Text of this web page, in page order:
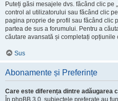
Puteți găsi mesajele dvs. făcând clic pe
control al utilizatorului sau făcând clic
pagina proprie de profil sau făcând clic
partea de sus a forumului. Pentru a
căutare avansată și completați opțiunile
Sus
Abonamente și Preferințe
Care este diferența dintre adăugarea
În phpBB 3.0, subiectele preferate au